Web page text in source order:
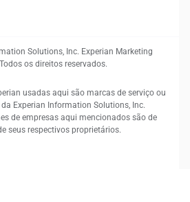
Solutions, Inc. Experian Marketing
os direitos reservados.
usadas aqui são marcas de serviço ou
Experian Information Solutions, Inc.
de empresas aqui mencionados são de
seus respectivos proprietários.